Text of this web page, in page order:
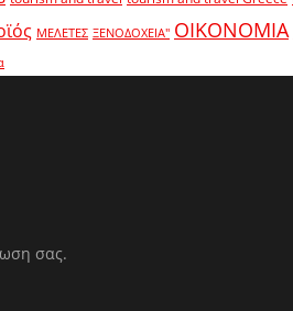
ΜΕΛΕΤΕΣ ΞΕΝΟΔΟΧΕΙΑ" ΟΙΚΟΝΟΜΙΑ
σας.